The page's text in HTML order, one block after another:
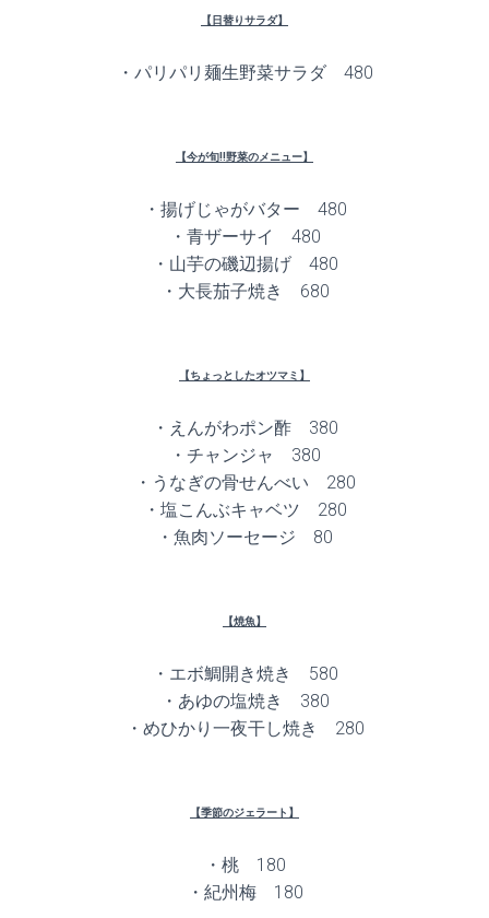
【日替りサラダ】
・パリパリ麺生野菜サラダ 480
【今が旬!!野菜のメニュー】
・揚げじゃがバター 480
・青ザーサイ 480
・山芋の磯辺揚げ 480
・大長茄子焼き 680
【ちょっとしたオツマミ】
・えんがわポン酢 380
・チャンジャ 380
・うなぎの骨せんべい 280
・塩こんぶキャベツ 280
・魚肉ソーセージ 80
【焼魚】
・エボ鯛開き焼き 580
・あゆの塩焼き 380
・めひかり一夜干し焼き 280
【季節のジェラート】
・桃 180
・紀州梅 180